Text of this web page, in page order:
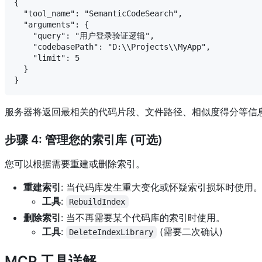
{
  "tool_name": "SemanticCodeSearch",
  "arguments": {
    "query": "用户登录验证逻辑",
    "codebasePath": "D:\\Projects\\MyApp",
    "limit": 5
  }
服务器将返回最相关的代码片段、文件路径、相似度得分等信
步骤 4: 管理您的索引库 (可选)
您可以根据需要重建或删除索引。
重建索引: 当代码库发生重大变化或怀疑索引损坏时使用。
工具: RebuildIndex
删除索引: 当不再需要某个代码库的索引时使用。
工具: DeleteIndexLibrary (需要二次确认)